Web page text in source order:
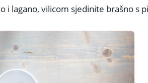
i lagano, vilicom sjedinite brašno s